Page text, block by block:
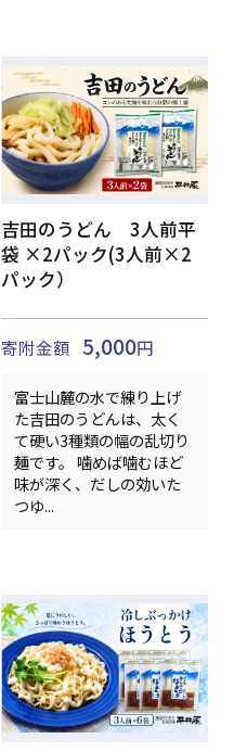
吉田のうどん 3人前平
袋 ×2パック(3人前×2
パック）
寄附金額 5,000円
富士山麓の水で練り上げ
た吉田のうどんは、太く
て硬い3種類の幅の乱切り
麺です。 噛めば噛むほど
味が深く、だしの効いた
つゆ...